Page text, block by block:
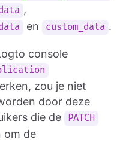
,
en custom_data .
console
zou je niet
door deze
die de
PATCH
om de